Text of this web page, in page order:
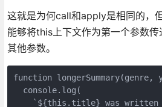
这就是为何call和apply是相同的，
能够将this上下文作为第一个参数
其他参数。
function longerSummary(genre,
  console.log(
`${this.title} was